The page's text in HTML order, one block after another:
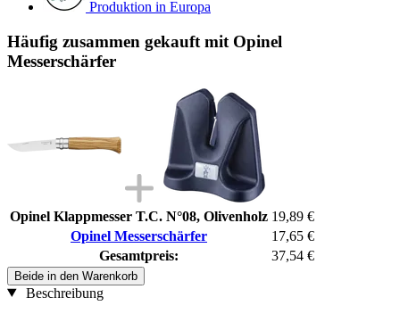
Produktion in Europa
Häufig zusammen gekauft mit Opinel
Messerschärfer
Opinel Klappmesser T.C. N°08, Olivenholz 19,89 €
Opinel Messerschärfer
17,65 €
Gesamtpreis:
37,54 €
Beide in den Warenkorb
Beschreibung